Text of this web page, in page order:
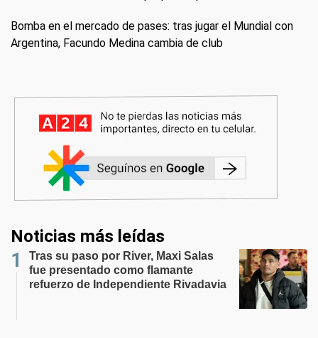
Bomba en el mercado de pases: tras jugar el Mundial con
Argentina, Facundo Medina cambia de club
Noticias más leídas
Tras su paso por River, Maxi Salas
fue presentado como flamante
refuerzo de Independiente Rivadavia